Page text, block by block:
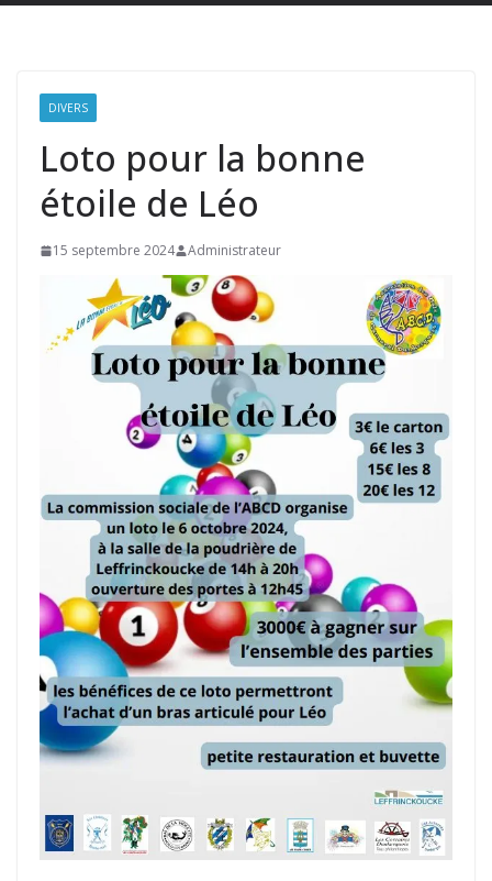
DIVERS
Loto pour la bonne
étoile de Léo
15 septembre 2024 Administrateur